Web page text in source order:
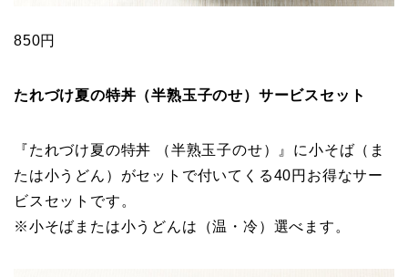
850円
たれづけ夏の特丼（半熟玉子のせ）サービスセット
『たれづけ夏の特丼 （半熟玉子のせ）』に小そば（ま
たは小うどん）がセットで付いてくる40円お得なサー
ビスセットです。
※小そばまたは小うどんは（温・冷）選べます。